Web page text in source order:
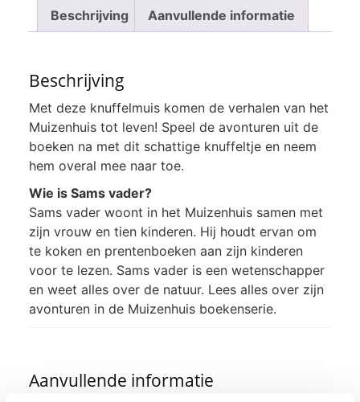
Beschrijving Aanvullende informatie
Beschrijving
Met deze knuffelmuis komen de verhalen van het
Muizenhuis tot leven! Speel de avonturen uit de
boeken na met dit schattige knuffeltje en neem
hem overal mee naar toe.
Wie is Sams vader?
Sams vader woont in het Muizenhuis samen met
zijn vrouw en tien kinderen. Hij houdt ervan om
te koken en prentenboeken aan zijn kinderen
voor te lezen. Sams vader is een wetenschapper
en weet alles over de natuur. Lees alles over zijn
avonturen in de Muizenhuis boekenserie.
Aanvullende informatie